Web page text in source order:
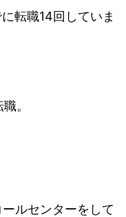
転職14回していま
。
ルセンターをして